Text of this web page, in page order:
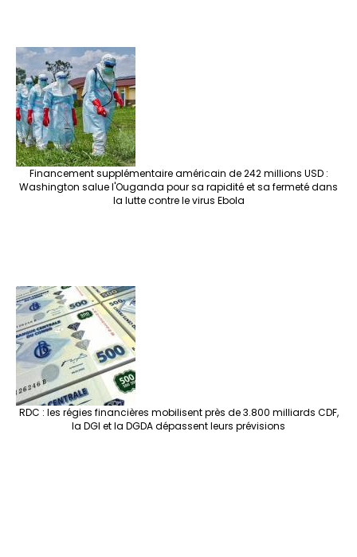
Financement supplémentaire américain de 242 millions USD :
Washington salue l'Ouganda pour sa rapidité et sa fermeté dans
la lutte contre le virus Ebola
RDC : les régies financières mobilisent près de 3.800 milliards CDF,
la DGI et la DGDA dépassent leurs prévisions